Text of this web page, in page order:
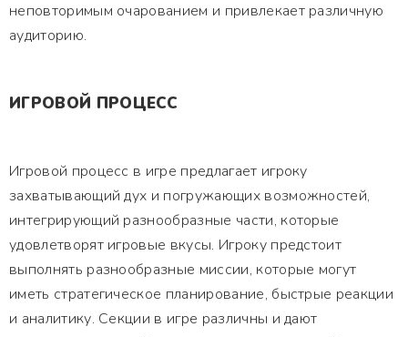
неповторимым очарованием и привлекает различную
аудиторию.
ИГРОВОЙ ПРОЦЕСС
Игровой процесс в игре предлагает игроку
захватывающий дух и погружающих возможностей,
интегрирующий разнообразные части, которые
удовлетворят игровые вкусы. Игроку предстоит
выполнять разнообразные миссии, которые могут
иметь стратегическое планирование, быстрые реакции
и аналитику. Секции в игре различны и дают